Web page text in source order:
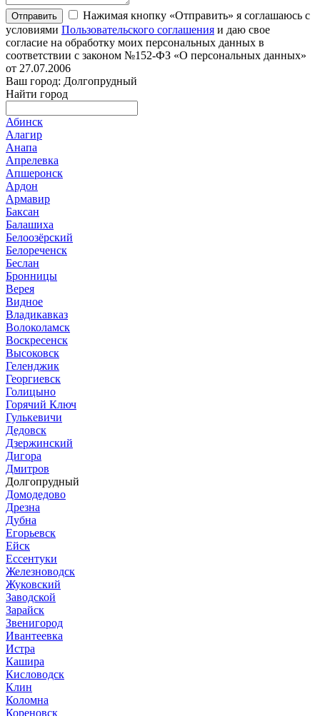
Отправить
Нажимая кнопку «Отправить» я соглашаюсь с
условиями Пользовательского соглашения и даю свое
согласие на обработку моих персональных данных в
соответствии с законом №152-ФЗ «О персональных данных»
от 27.07.2006
Ваш город: Долгопрудный
Найти город
Абинск
Алагир
Анапа
Апрелевка
Апшеронск
Ардон
Армавир
Баксан
Балашиха
Белоозёрский
Белореченск
Беслан
Бронницы
Верея
Видное
Владикавказ
Волоколамск
Воскресенск
Высоковск
Геленджик
Георгиевск
Голицыно
Горячий Ключ
Гулькевичи
Дедовск
Дзержинский
Дигора
Дмитров
Долгопрудный
Домодедово
Дрезна
Дубна
Егорьевск
Ейск
Ессентуки
Железноводск
Жуковский
Заводской
Зарайск
Звенигород
Ивантеевка
Истра
Кашира
Кисловодск
Клин
Коломна
Кореновск